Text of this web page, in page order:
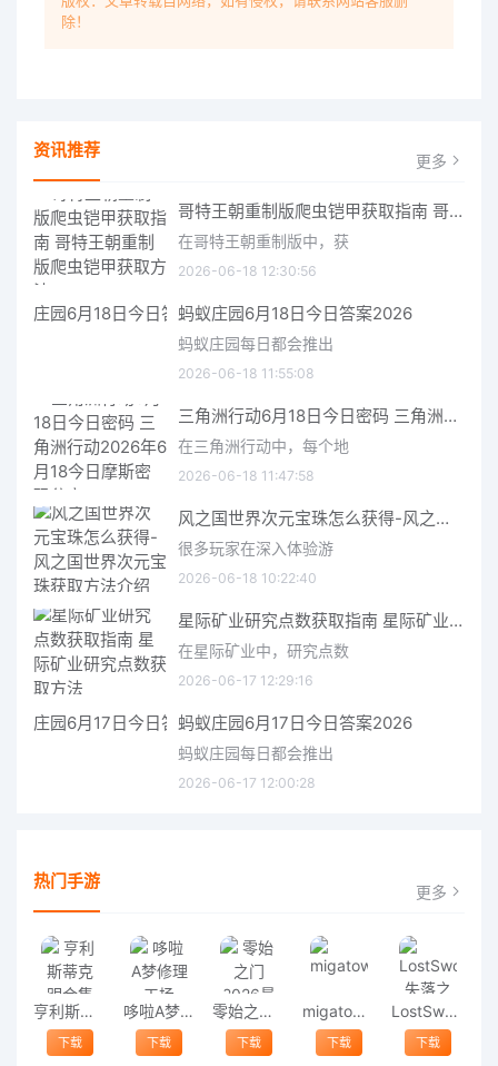
除！
资讯推荐 更多
哥特王朝重制版爬虫铠甲获取指南 哥特王朝重制版爬虫铠甲获取方法
在哥特王朝重制版中，获
2026-06-18 12:30:56
蚂蚁庄园6月18日今日答案2026
蚂蚁庄园每日都会推出
2026-06-18 11:55:08
三角洲行动6月18日今日密码 三角洲行动2026年6月18今日摩斯密码分享
在三角洲行动中，每个地
2026-06-18 11:47:58
风之国世界次元宝珠怎么获得-风之国世界次元宝珠获取方法介绍
很多玩家在深入体验游
2026-06-18 10:22:40
星际矿业研究点数获取指南 星际矿业研究点数获取方法
在星际矿业中，研究点数
2026-06-17 12:29:16
蚂蚁庄园6月17日今日答案2026
蚂蚁庄园每日都会推出
2026-06-17 12:00:28
热门手游 更多
亨利斯蒂克明合集
下载
哆啦A梦修理工场
下载
零始之门2026最新版
下载
migatowemyworld1.68
下载
LostSword失落之剑
下载